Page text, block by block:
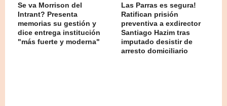
Se va Morrison del
Intrant? Presenta
memorias su gestión y
dice entrega institución
"más fuerte y moderna"
Las Parras es segura!
Ratifican prisión
preventiva a exdirector
Santiago Hazim tras
imputado desistir de
arresto domiciliario